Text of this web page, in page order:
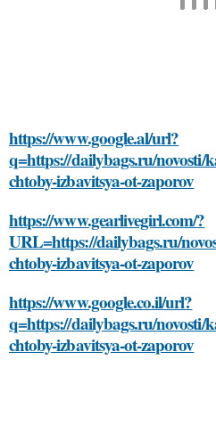
https://www.google.al/url?
q=https://dailybags.ru/novosti/
chtoby-izbavitsya-ot-zaporov
https://www.gearlivegirl.com/?
URL=https://dailybags.ru/
chtoby-izbavitsya-ot-zaporov
https://www.google.co.il/url?
q=https://dailybags.ru/novosti/
chtoby-izbavitsya-ot-zaporov